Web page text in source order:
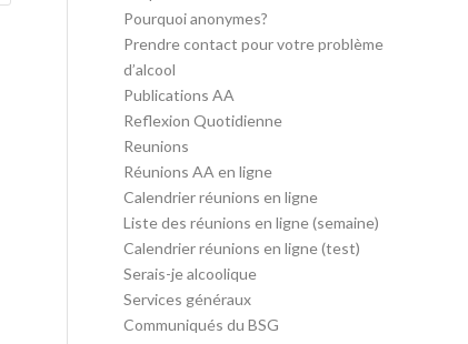
Pourquoi anonymes?
Prendre contact pour votre problème
d’alcool
Publications AA
Reflexion Quotidienne
Reunions
Réunions AA en ligne
Calendrier réunions en ligne
Liste des réunions en ligne (semaine)
Calendrier réunions en ligne (test)
Serais-je alcoolique
Services généraux
Communiqués du BSG